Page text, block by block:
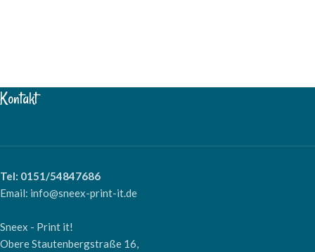
Kontakt
Tel: 0151/54847686
Email: info@sneex-print-it.de
Sneex - Print it!
Obere Stautenbergstraße 16,